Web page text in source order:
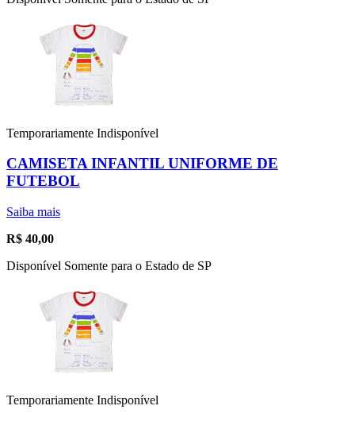
Temporariamente Indisponível
CAMISETA INFANTIL UNIFORME DE
FUTEBOL
Saiba mais
R$ 40,00
Disponível Somente para o Estado de SP
Temporariamente Indisponível